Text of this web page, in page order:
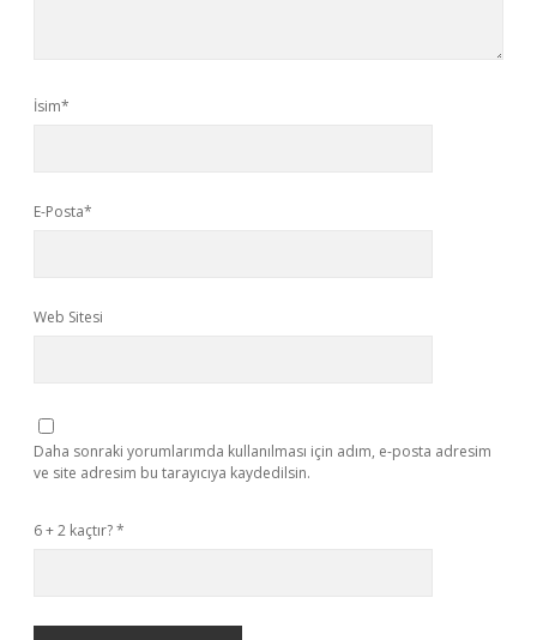
İsim*
E-Posta*
Web Sitesi
Daha sonraki yorumlarımda kullanılması için adım, e-posta adresim
ve site adresim bu tarayıcıya kaydedilsin.
6 + 2 kaçtır?*